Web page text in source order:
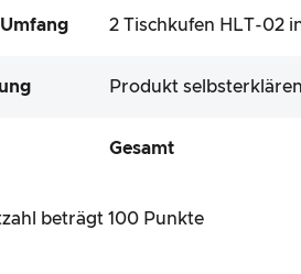
2 Tischkufen HLT-02
Produkt
Gesamt
beträgt 100 Punkte